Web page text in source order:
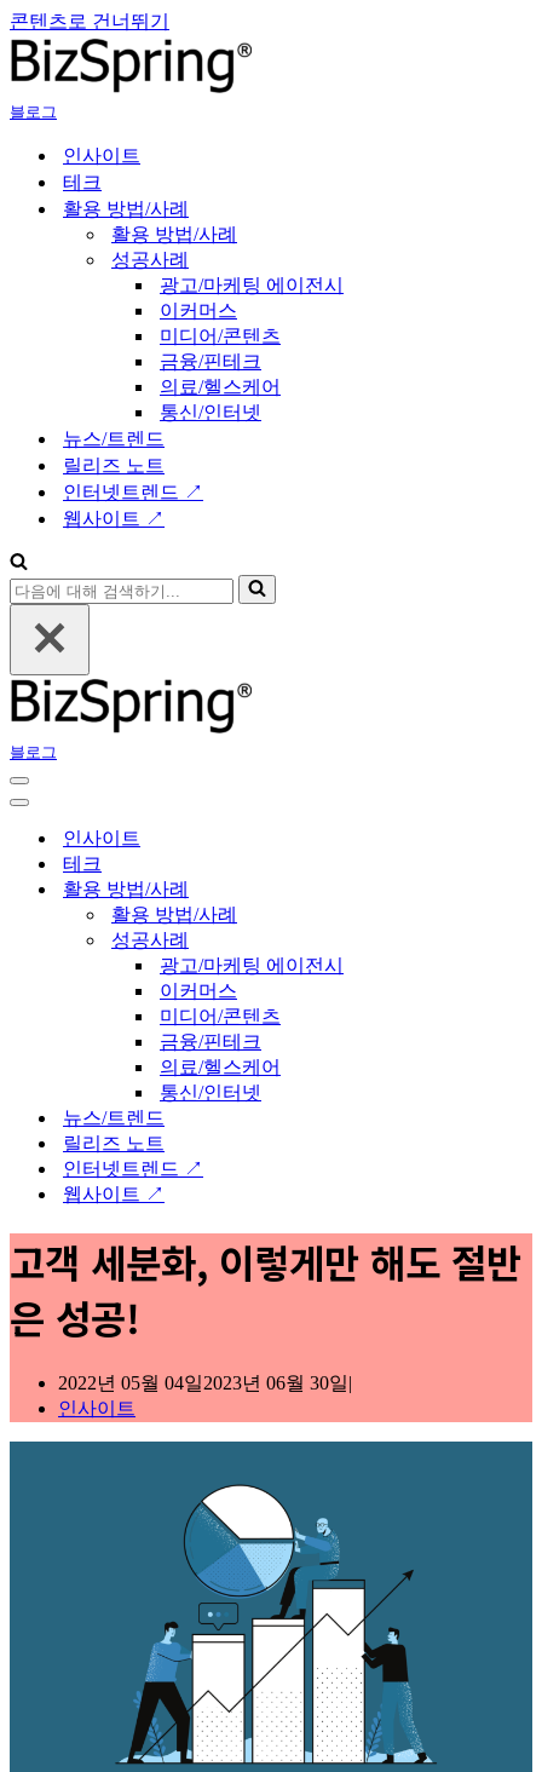
콘텐츠로 건너뛰기
블로그
인사이트
테크
활용 방법/사례
활용 방법/사례
성공사례
광고/마케팅 에이전시
이커머스
미디어/콘텐츠
금융/핀테크
의료/헬스케어
통신/인터넷
뉴스/트렌드
릴리즈 노트
인터넷트렌드 ↗
웹사이트 ↗
다
음
해
검
하
기...
블로그
내
비
내
인사이트
테크
활용 방법/사례
활용 방법/사례
성공사례
광고/마케팅 에이전시
이커머스
미디어/콘텐츠
금융/핀테크
의료/헬스케어
통신/인터넷
뉴스/트렌드
릴리즈 노트
인터넷트렌드 ↗
웹사이트 ↗
고객 세분화, 이렇게만 해도 절반
은 성공!
2022년 05월 04일2023년 06월 30일
인사이트